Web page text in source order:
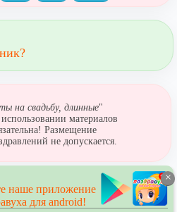
на свадьбу, длинные"
материалов
Размещение
не допускается.
×
наше приложение
для android!